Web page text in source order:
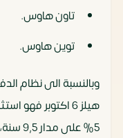
تاون هاوس.
توين هاوس.
وبالنسبة الى نظام
هيلز 6 اكتوبر
5%